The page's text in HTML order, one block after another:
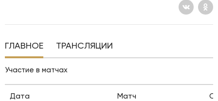
ГЛАВНОЕ ТРАНСЛЯЦИИ
Участие в матчах
Дата Матч